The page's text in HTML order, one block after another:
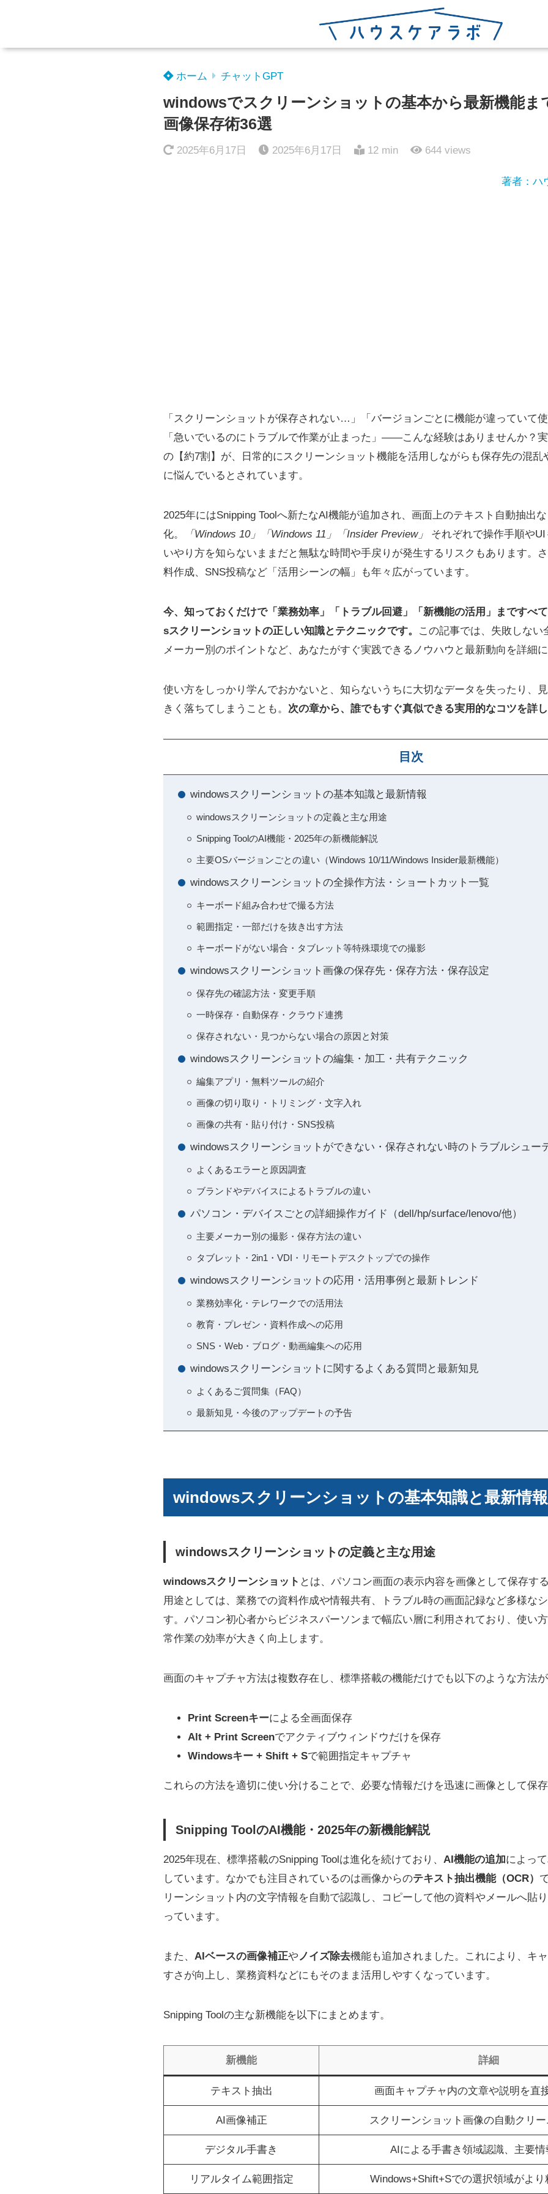
ホーム チャットGPT
windowsでスクリーンショットの基本から最新機能ま
画像保存術36選
2025年6月17日 2025年6月17日 12 min 644 views
著者：ハ
「スクリーンショットが保存されない…」「バージョンごとに機能が違っていて
「急いでいるのにトラブルで作業が止まった」——こんな経験はありませんか？
の【約7割】が、日常的にスクリーンショット機能を活用しながらも保存先の混乱
に悩んでいるとされています。
2025年にはSnipping Toolへ新たなAI機能が追加され、画面上のテキスト自動抽出
化。
「Windows 10」「Windows 11」「Insider Preview」
それぞれで操作手順や
いやり方を知らないままだと無駄な時間や手戻りが発生するリスクもあります。
料作成、SNS投稿など「活用シーンの幅」も年々広がっています。
今、知っておくだけで「業務効率」「トラブル回避」「新機能の活用」まですべ
sスクリーンショットの正しい知識とテクニックです。
この記事では、失敗しな
メーカー別のポイントなど、あなたがすぐ実践できるノウハウと最新動向を詳細
使い方をしっかり学んでおかないと、知らないうちに大切なデータを失ったり、
きく落ちてしまうことも。 次の章から、誰でもすぐ真似できる実用的なコツを詳
目次
windowsスクリーンショットの基本知識と最新情報
windowsスクリーンショットの定義と主な用途
Snipping ToolのAI機能・2025年の新機能解説
主要OSバージョンごとの違い（Windows 10/11/Windows Insider最新機能）
windowsスクリーンショットの全操作方法・ショートカット一覧
キーボード組み合わせで撮る方法
範囲指定・一部だけを抜き出す方法
キーボードがない場合・タブレット等特殊環境での撮影
windowsスクリーンショット画像の保存先・保存方法・保存設定
保存先の確認方法・変更手順
一時保存・自動保存・クラウド連携
保存されない・見つからない場合の原因と対策
windowsスクリーンショットの編集・加工・共有テクニック
編集アプリ・無料ツールの紹介
画像の切り取り・トリミング・文字入れ
画像の共有・貼り付け・SNS投稿
windowsスクリーンショットができない・保存されない時のトラブルシュー
よくあるエラーと原因調査
ブランドやデバイスによるトラブルの違い
パソコン・デバイスごとの詳細操作ガイド（dell/hp/surface/lenovo/他）
主要メーカー別の撮影・保存方法の違い
タブレット・2in1・VDI・リモートデスクトップでの操作
windowsスクリーンショットの応用・活用事例と最新トレンド
業務効率化・テレワークでの活用法
教育・プレゼン・資料作成への応用
SNS・Web・ブログ・動画編集への応用
windowsスクリーンショットに関するよくある質問と最新知見
よくあるご質問集（FAQ）
最新知見・今後のアップデートの予告
windowsスクリーンショットの基本知識と最新情報
windowsスクリーンショットの定義と主な用途
windowsスクリーンショット とは、パソコン画面の表示内容を画像として保存す
用途としては、業務での資料作成や情報共有、トラブル時の画面記録など多様な
す。パソコン初心者からビジネスパーソンまで幅広い層に利用されており、使い
常作業の効率が大きく向上します。
画面のキャプチャ方法は複数存在し、標準搭載の機能だけでも以下のような方法
Print Screenキーによる全画面保存
Alt + Print Screenでアクティブウィンドウだけを保存
Windowsキー + Shift + Sで範囲指定キャプチャ
これらの方法を適切に使い分けることで、必要な情報だけを迅速に画像として保
Snipping ToolのAI機能・2025年の新機能解説
2025年現在、標準搭載のSnipping Toolは進化を続けており、 AI機能の追加 によっ
しています。なかでも注目されているのは画像からのテキスト抽出機能（OCR）
リーンショット内の文字情報を自動で認識し、コピーして他の資料やメールへ貼
っています。
また、 AIベースの画像補正やノイズ除去機能も追加されました。これにより、キ
すさが向上し、業務資料などにもそのまま活用しやすくなっています。
Snipping Toolの主な新機能を以下にまとめます。
新機能 詳細
テキスト抽出 画面キャプチャ内の文章や説明を直
AI画像補正 スクリーンショット画像の自動クリ
デジタル手書き AIによる手書き領域認識、主要
リアルタイム範囲指定 Windows+Shift+Sでの選択領域がよ